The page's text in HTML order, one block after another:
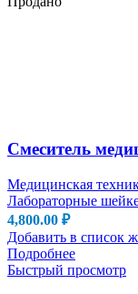
Смеситель
Медицинская
Лабораторные
4,800.00 ₽
Добавить в список
Подробнее
Быстрый просмотр